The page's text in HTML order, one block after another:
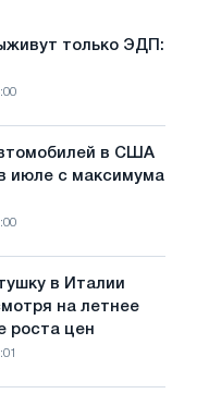
только ЭДП:
в США
июле с максимума
в Италии
на летнее
роста цен